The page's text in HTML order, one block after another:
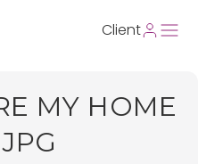
Client
MY HOME